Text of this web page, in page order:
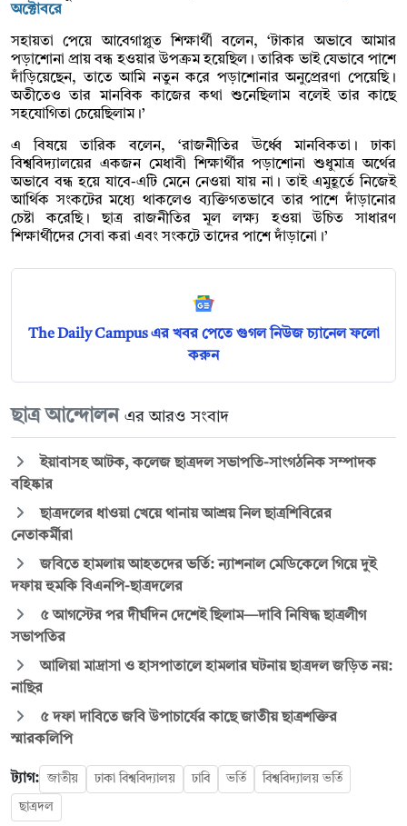
অক্টোবরে
সহায়তা পেয়ে আবেগাপ্লুত শিক্ষার্থী বলেন, ‘টাকার অভাবে আমার
পড়াশোনা প্রায় বন্ধ হওয়ার উপক্রম হয়েছিল। তারিক ভাই যেভাবে পাশে
দাঁড়িয়েছেন, তাতে আমি নতুন করে পড়াশোনার অনুপ্রেরণা পেয়েছি।
অতীতেও তার মানবিক কাজের কথা শুনেছিলাম বলেই তার কাছে
সহযোগিতা চেয়েছিলাম।’
এ বিষয়ে তারিক বলেন, ‘রাজনীতির ঊর্ধ্বে মানবিকতা। ঢাকা
বিশ্ববিদ্যালয়ের একজন মেধাবী শিক্ষার্থীর পড়াশোনা শুধুমাত্র অর্থের
অভাবে বন্ধ হয়ে যাবে-এটি মেনে নেওয়া যায় না। তাই এমুহূর্তে নিজেই
আর্থিক সংকটের মধ্যে থাকলেও ব্যক্তিগতভাবে তার পাশে দাঁড়ানোর
চেষ্টা করেছি। ছাত্র রাজনীতির মূল লক্ষ্য হওয়া উচিত সাধারণ
শিক্ষার্থীদের সেবা করা এবং সংকটে তাদের পাশে দাঁড়ানো।’
The Daily Campus এর খবর পেতে গুগল নিউজ চ্যানেল ফলো
করুন
ছাত্র আন্দোলন এর আরও সংবাদ
ইয়াবাসহ আটক, কলেজ ছাত্রদল সভাপতি-সাংগঠনিক সম্পাদক
বহিষ্কার
ছাত্রদলের ধাওয়া খেয়ে থানায় আশ্রয় নিল ছাত্রশিবিরের
নেতাকর্মীরা
জবিতে হামলায় আহতদের ভর্তি: ন্যাশনাল মেডিকেলে গিয়ে দুই
দফায় হুমকি বিএনপি-ছাত্রদলের
৫ আগস্টের পর দীর্ঘদিন দেশেই ছিলাম—দাবি নিষিদ্ধ ছাত্রলীগ
সভাপতির
আলিয়া মাদ্রাসা ও হাসপাতালে হামলার ঘটনায় ছাত্রদল জড়িত নয়:
নাছির
৫ দফা দাবিতে জবি উপাচার্যের কাছে জাতীয় ছাত্রশক্তির
স্মারকলিপি
ট্যাগ: জাতীয় ঢাকা বিশ্ববিদ্যালয় ঢাবি ভর্তি বিশ্ববিদ্যালয় ভর্তি
ছাত্রদল